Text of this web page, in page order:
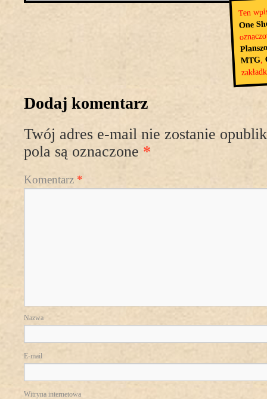
Ten
One
MTG,
Dodaj komentarz
Twój adres e-mail nie zostanie
pola są oznaczone *
Komentarz *
Nazwa
E-mail
Witryna internetowa